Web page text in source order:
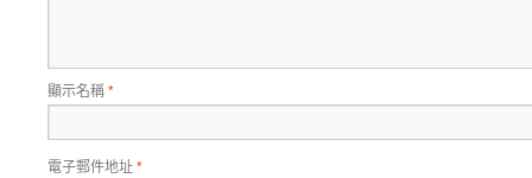
顯示名稱*
電子郵件地址*